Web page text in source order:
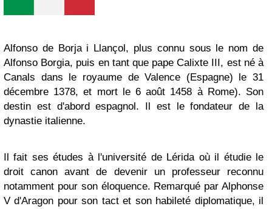
Alfonso de Borja i Llançol, plus connu sous le nom de
Alfonso Borgia, puis en tant que papeCalixte III, est né à
Canals dans le royaume de Valence (Espagne) le 31
décembre 1378, et mort le6 août 1458 à Rome). Son
destin est d'abord espagnol. Il est le fondateur de la
dynastie italienne.
Il fait ses études à l'université de Léridaoù il étudie le
droit canon avant de devenir un professeur reconnu
notamment pour son éloquence. Remarqué par Alphonse
V d'Aragon pour son tact et son habileté diplomatique, il